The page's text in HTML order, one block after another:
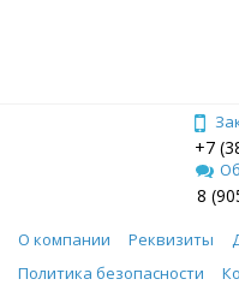
+7
8
О компании Реквизиты
Политика безопасности